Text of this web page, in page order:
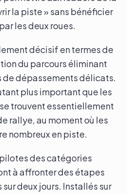
la piste » sans bénéficier
les deux roues.
décisif en termes de
du parcours éliminant
de dépassements délicats.
plus important que les
trouvent essentiellement
rallye, au moment où les
nombreux en piste.
des catégories
à affronter des étapes
deux jours. Installés sur